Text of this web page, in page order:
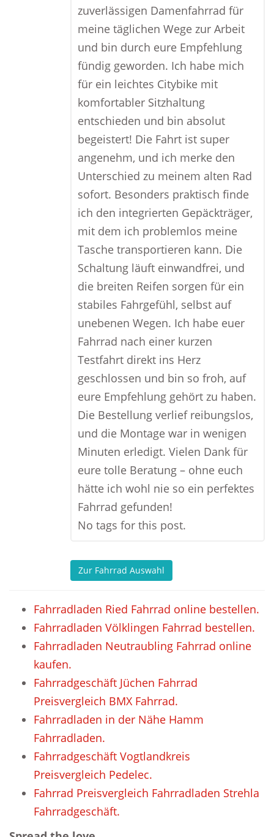
zuverlässigen Damenfahrrad für
meine täglichen Wege zur Arbeit
und bin durch eure Empfehlung
fündig geworden. Ich habe mich
für ein leichtes Citybike mit
komfortabler Sitzhaltung
entschieden und bin absolut
begeistert! Die Fahrt ist super
angenehm, und ich merke den
Unterschied zu meinem alten Rad
sofort. Besonders praktisch finde
ich den integrierten Gepäckträger,
mit dem ich problemlos meine
Tasche transportieren kann. Die
Schaltung läuft einwandfrei, und
die breiten Reifen sorgen für ein
stabiles Fahrgefühl, selbst auf
unebenen Wegen. Ich habe euer
Fahrrad nach einer kurzen
Testfahrt direkt ins Herz
geschlossen und bin so froh, auf
eure Empfehlung gehört zu haben.
Die Bestellung verlief reibungslos,
und die Montage war in wenigen
Minuten erledigt. Vielen Dank für
eure tolle Beratung – ohne euch
hätte ich wohl nie so ein perfektes
Fahrrad gefunden!
No tags for this post.
Zur Fahrrad Auswahl
Fahrradladen Ried Fahrrad online bestellen.
Fahrradladen Völklingen Fahrrad bestellen.
Fahrradladen Neutraubling Fahrrad online
kaufen.
Fahrradgeschäft Jüchen Fahrrad
Preisvergleich BMX Fahrrad.
Fahrradladen in der Nähe Hamm
Fahrradladen.
Fahrradgeschäft Vogtlandkreis
Preisvergleich Pedelec.
Fahrrad Preisvergleich Fahrradladen Strehla
Fahrradgeschäft.